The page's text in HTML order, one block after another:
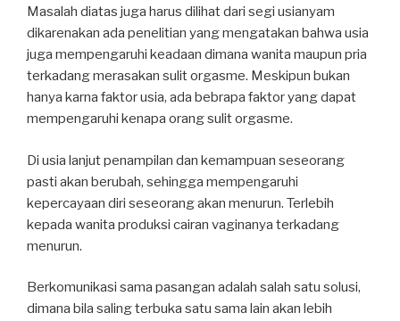
Masalah diatas juga harus dilihat dari segi usianyam
dikarenakan ada penelitian yang mengatakan bahwa usia
juga mempengaruhi keadaan dimana wanita maupun pria
terkadang merasakan sulit orgasme. Meskipun bukan
hanya karna faktor usia, ada bebrapa faktor yang dapat
mempengaruhi kenapa orang sulit orgasme.
Di usia lanjut penampilan dan kemampuan seseorang
pasti akan berubah, sehingga mempengaruhi
kepercayaan diri seseorang akan menurun. Terlebih
kepada wanita produksi cairan vaginanya terkadang
menurun.
Berkomunikasi sama pasangan adalah salah satu solusi,
dimana bila saling terbuka satu sama lain akan lebih